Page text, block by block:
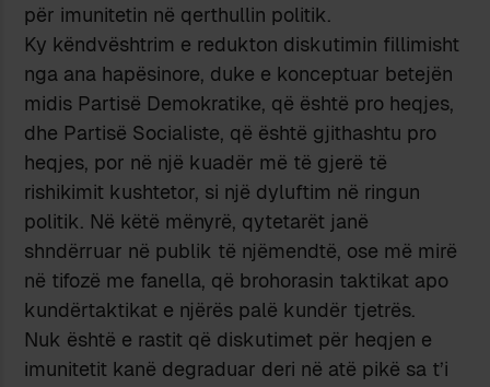
për imunitetin në qerthullin politik.
Ky këndvështrim e redukton diskutimin fillimisht
nga ana hapësinore, duke e konceptuar betejën
midis Partisë Demokratike, që është pro heqjes,
dhe Partisë Socialiste, që është gjithashtu pro
heqjes, por në një kuadër më të gjerë të
rishikimit kushtetor, si një dyluftim në ringun
politik. Në këtë mënyrë, qytetarët janë
shndërruar në publik të njëmendtë, ose më mirë
në tifozë me fanella, që brohorasin taktikat apo
kundërtaktikat e njërës palë kundër tjetrës.
Nuk është e rastit që diskutimet për heqjen e
imunitetit kanë degraduar deri në atë pikë sa t’i